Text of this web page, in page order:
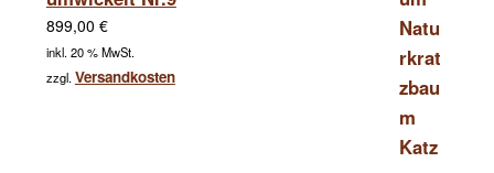
899,00 €
inkl. 20 % MwSt.
zzgl.Versandkosten